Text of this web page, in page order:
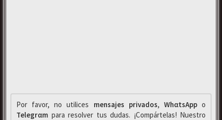
Por favor, no utilices mensajes privados, WhαtsAppo
Telegrαm para resolver tus dudas. ¡Compártelas! Nuestro